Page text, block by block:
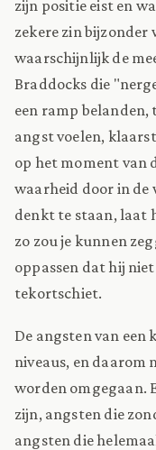
zijn positie eist en
zekere zin bijzonder
waarschijnlijk de
Braddocks die
een ramp
angst voelen,
op het moment van
waarheid door in de
denkt te staan, laat
zo zou je kunnen
oppassen dat hij
tekortschiet.
De angsten van
niveaus, en daarom
worden omgegaan.
zijn, angsten die
angsten die